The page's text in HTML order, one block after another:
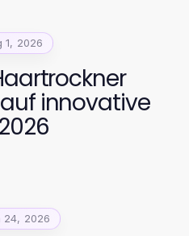
1, 2026
innovative
24, 2026